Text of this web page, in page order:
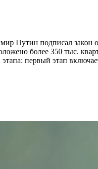
Путин подписал
более 350 тыс.
первый этап